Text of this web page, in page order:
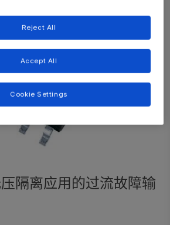
隔离应用的过流故障输
Reject All
Accept All
Cookie Settings